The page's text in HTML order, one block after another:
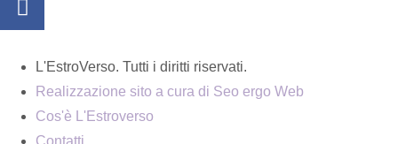
L'EstroVerso. Tutti i diritti riservati.
Realizzazione sito a cura di Seo ergo Web
Cos'è L'Estroverso
Contatti